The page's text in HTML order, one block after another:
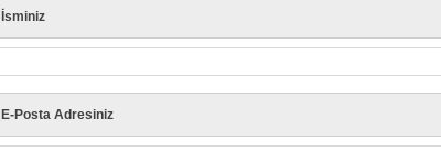
İsminiz
E-Posta Adresiniz